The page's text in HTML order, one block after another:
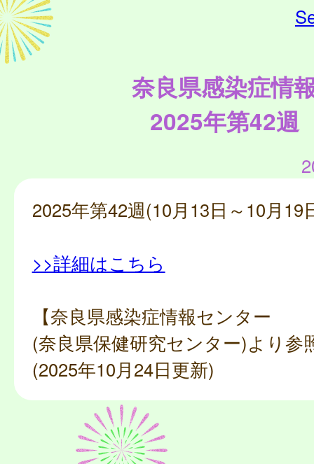
奈良県感染症情
2025年第42週
2025年第42週(10月13日～10月19
>>詳細はこちら
【奈良県感染症情報センター
(奈良県保健研究センター)より参
(2025年10月24日更新)